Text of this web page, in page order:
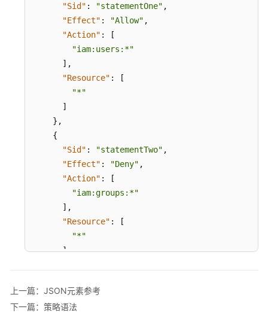
"Sid" : "statementOne" ,
"Effect" : "Allow" ,
"Action" :
[
"iam:users:*"
] ,
"Resource" :
[
"*"
]
} ,
{
"Sid" : "statementTwo" ,
"Effect" : "Deny" ,
"Action" :
[
"iam:groups:*"
] ,
"Resource" :
[
"*"
]
"Sid": "statementThree"
"Effect"
上一篇：JSON元素参考
下一篇：策略语法